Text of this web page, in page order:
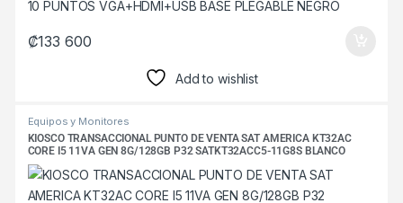
₡133 600
Add to wishlist
Equipos y Monitores
KIOSCO TRANSACCIONAL PUNTO DE VENTA SAT AMERICA KT32AC
CORE I5 11VA GEN 8G/128GB P32 SATKT32ACC5-11G8S BLANCO